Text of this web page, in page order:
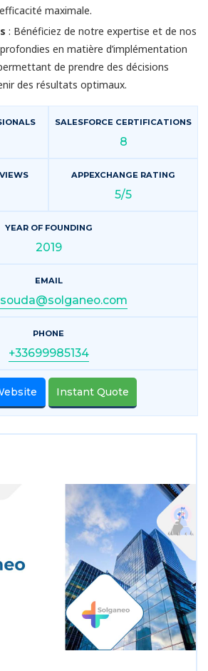
maximale.
: Bénéficiez de notre expertise et de nos
en matière d’implémentation
de prendre des décisions
des résultats optimaux.
SALESFORCE CERTIFICATIONS
8
APPEXCHANGE RATING
5/5
YEAR OF FOUNDING
2019
EMAIL
PHONE
+33699985134
Instant Quote